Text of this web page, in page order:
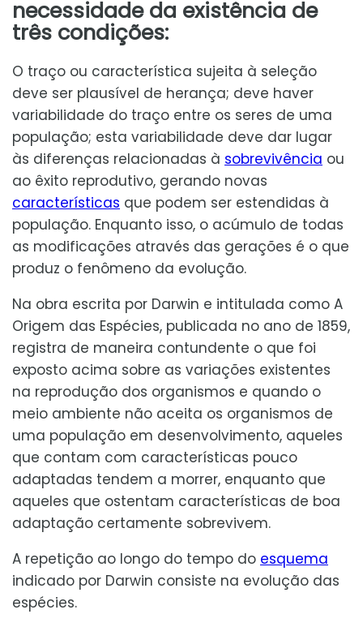
necessidade da existência de
três condições:
O traço ou característica sujeita à seleção
deve ser plausível de herança; deve haver
variabilidade do traço entre os seres de uma
população; esta variabilidade deve dar lugar
às diferenças relacionadas à sobrevivência ou
ao êxito reprodutivo, gerando novas
características que podem ser estendidas à
população. Enquanto isso, o acúmulo de todas
as modificações através das gerações é o que
produz o fenômeno da evolução.
Na obra escrita por Darwin e intitulada como A
Origem das Espécies, publicada no ano de 1859,
registra de maneira contundente o que foi
exposto acima sobre as variações existentes
na reprodução dos organismos e quando o
meio ambiente não aceita os organismos de
uma população em desenvolvimento, aqueles
que contam com características pouco
adaptadas tendem a morrer, enquanto que
aqueles que ostentam características de boa
adaptação certamente sobrevivem.
A repetição ao longo do tempo do esquema
indicado por Darwin consiste na evolução das
espécies.